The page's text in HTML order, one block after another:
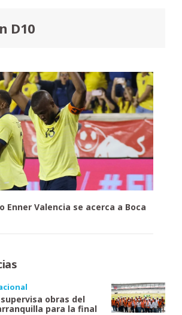
D10
Enner Valencia se acerca a Boca
obras del
para la final